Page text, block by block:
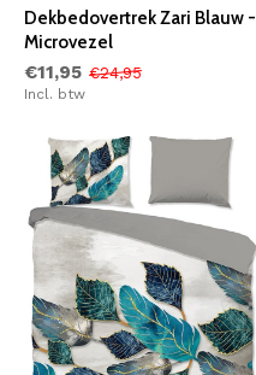
Dekbedovertrek Zari Blauw -
Microvezel
€11,95 €24,95
Incl. btw